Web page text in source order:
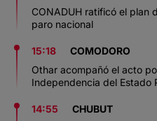
CONADUH ratificó el plan
paro nacional
15:18
COMODORO
Othar acompañó el acto
Independencia del Estado
14:55
CHUBUT